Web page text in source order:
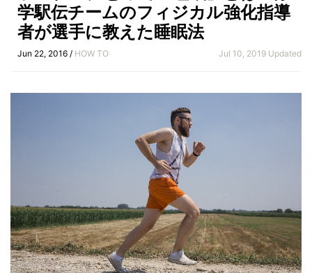
学駅伝チームのフィジカル強化指導
者が選手に教えた睡眠法
Jun 22, 2016 / HOW TO Jul 10, 2019 Updated